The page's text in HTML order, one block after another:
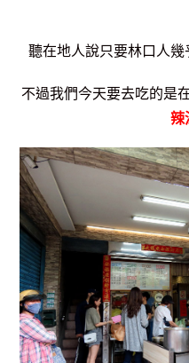
聽在地人說只要林口人幾
不過我們今天要去吃的是
辣